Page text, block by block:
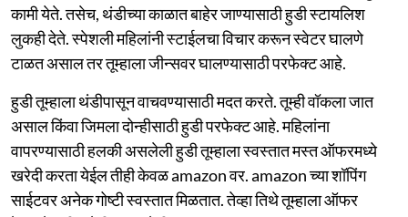
कामी येते. तसेच, थंडीच्या काळात बाहेर जाण्यासाठी हुडी स्टायलिश
लुकही देते. स्पेशली महिलांनी स्टाईलचा विचार करून स्वेटर घालणे
टाळत असाल तर तूम्हाला जीन्सवर घालण्यासाठी परफेक्ट आहे.
हुडी तूम्हाला थंडीपासून वाचवण्यासाठी मदत करते. तूम्ही वॉकला जात
असाल किंवा जिमला दोन्हीसाठी हुडी परफेक्ट आहे. महिलांना
वापरण्यासाठी हलकी असलेली हुडी तूम्हाला स्वस्तात मस्त ऑफरमध्ये
खरेदी करता येईल तीही केवळ amazon वर. amazon च्या शॉपिंग
साईटवर अनेक गोष्टी स्वस्तात मिळतात. तेव्हा तिथे तूम्हाला ऑफर